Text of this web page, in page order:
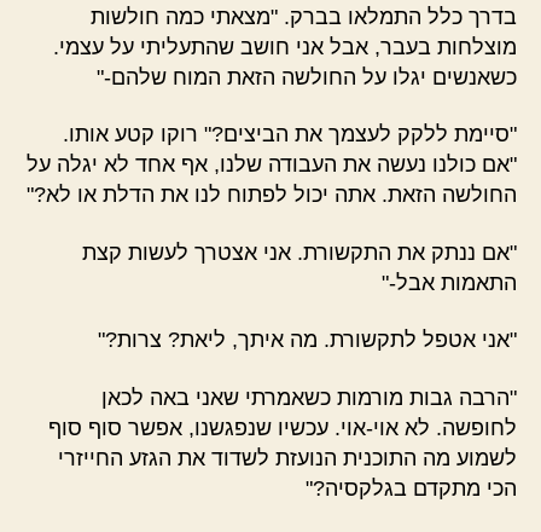
בדרך כלל התמלאו בברק. "מצאתי כמה חולשות
מוצלחות בעבר, אבל אני חושב שהתעליתי על עצמי.
כשאנשים יגלו על החולשה הזאת המוח שלהם-"
"סיימת ללקק לעצמך את הביצים?" רוקו קטע אותו.
"אם כולנו נעשה את העבודה שלנו, אף אחד לא יגלה על
החולשה הזאת. אתה יכול לפתוח לנו את הדלת או לא?"
"אם ננתק את התקשורת. אני אצטרך לעשות קצת
התאמות אבל-"
"אני אטפל לתקשורת. מה איתך, ליאת? צרות?"
"הרבה גבות מורמות כשאמרתי שאני באה לכאן
לחופשה. לא אוי-אוי. עכשיו שנפגשנו, אפשר סוף סוף
לשמוע מה התוכנית הנועזת לשדוד את הגזע החייזרי
הכי מתקדם בגלקסיה?"